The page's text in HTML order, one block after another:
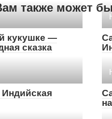
также может
кукушке —
сказка